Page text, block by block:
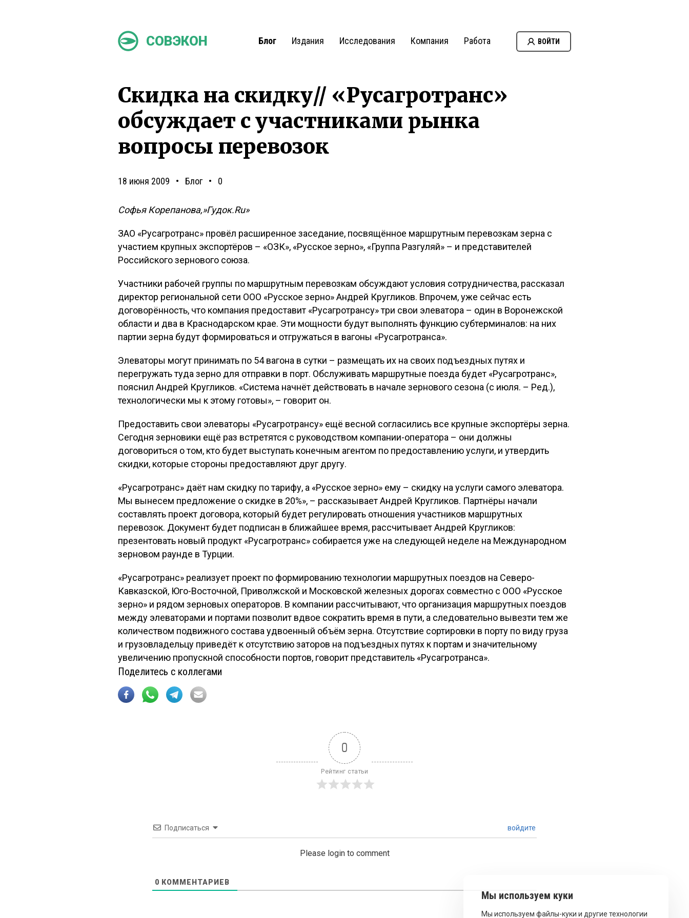
СОВЭКОН Блог Издания Исследования Компания Работа ВОЙТИ
Скидка на скидку// «Русагротранс»
обсуждает с участниками рынка
вопросы перевозок
18 июня 2009 Блог 0
Софья Корепанова,»Гудок.Ru»
ЗАО «Русагротранс» провёл расширенное заседание, посвящённое маршрутным перевозкам зерна с
участием крупных экспортёров – «ОЗК», «Русское зерно», «Группа Разгуляй» – и представителей
Российского зернового союза.
Участники рабочей группы по маршрутным перевозкам обсуждают условия сотрудничества, рассказал
директор региональной сети ООО «Русское зерно» Андрей Кругликов. Впрочем, уже сейчас есть
договорённость, что компания предоставит «Русагротрансу» три свои элеватора – один в Воронежской
области и два в Краснодарском крае. Эти мощности будут выполнять функцию субтерминалов: на них
партии зерна будут формироваться и отгружаться в вагоны «Русагротранса».
Элеваторы могут принимать по 54 вагона в сутки – размещать их на своих подъездных путях и
перегружать туда зерно для отправки в порт. Обслуживать маршрутные поезда будет «Русагротранс»,
пояснил Андрей Кругликов. «Система начнёт действовать в начале зернового сезона (с июля. – Ред.),
технологически мы к этому готовы», – говорит он.
Предоставить свои элеваторы «Русагротрансу» ещё весной согласились все крупные экспортёры зерна.
Сегодня зерновики ещё раз встретятся с руководством компании-оператора – они должны
договориться о том, кто будет выступать конечным агентом по предоставлению услуги, и утвердить
скидки, которые стороны предоставляют друг другу.
«Русагротранс» даёт нам скидку по тарифу, а «Русское зерно» ему – скидку на услуги самого элеватора.
Мы вынесем предложение о скидке в 20%», – рассказывает Андрей Кругликов. Партнёры начали
составлять проект договора, который будет регулировать отношения участников маршрутных
перевозок. Документ будет подписан в ближайшее время, рассчитывает Андрей Кругликов:
презентовать новый продукт «Русагротранс» собирается уже на следующей неделе на Международном
зерновом раунде в Турции.
«Русагротранс» реализует проект по формированию технологии маршрутных поездов на Северо-
Кавказской, Юго-Восточной, Приволжской и Московской железных дорогах совместно с ООО «Русское
зерно» и рядом зерновых операторов. В компании рассчитывают, что организация маршрутных поездов
между элеваторами и портами позволит вдвое сократить время в пути, а следовательно вывезти тем же
количеством подвижного состава удвоенный объём зерна. Отсутствие сортировки в порту по виду груза
и грузовладельцу приведёт к отсутствию заторов на подъездных путях к портам и значительному
увеличению пропускной способности портов, говорит представитель «Русагротранса».
Поделитесь с коллегами
0
Рейтинг статьи
Подписаться войдите
Please login to comment
0 КОММЕНТАРИЕВ